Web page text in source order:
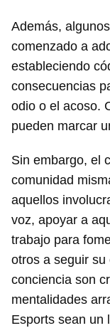
Además,
comenzado a
estableciendo
consecuencias
odio o el acoso.
pueden marcar
Sin embargo, el
comunidad
aquellos
voz, apoyar a
trabajo para
otros a seguir
conciencia son
mentalidades
Esports sean un